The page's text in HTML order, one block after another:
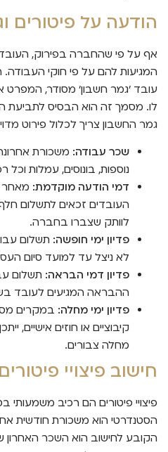
הודעה על פיטורים
אף על פי שהחברה בפירוק,
המגיעות להם על פי חוקי
עובד 'גמר חשבון' מסודר, המפרט
לו. מסמך זה הוא הבסיס לתביעת
גמר החשבון צריך לכלול פירוט
שכר עבודה: משכורת
נוספות, בונוסים, עמלות
דמי הודעה מוקדמת: מאחר
העובדים זכאים לתשלום
לוותק שצברו בחברה.
פדיון ימי חופשה: תשלום
לא ניצל עד למועד סיום
פדיון דמי הבראה: תשלום
ההבראה המגיעים לעובד
פדיון ימי מחלה: במקרים
קיבוציים או חוזים אישיים,
מחלה צבורים.
חישוב פיצויי פיטורים
פיצויי פיטורים הם רכיב
הסטנדרטי הוא משכורת חודשית
הקובע לחישוב הוא השכר האחרון